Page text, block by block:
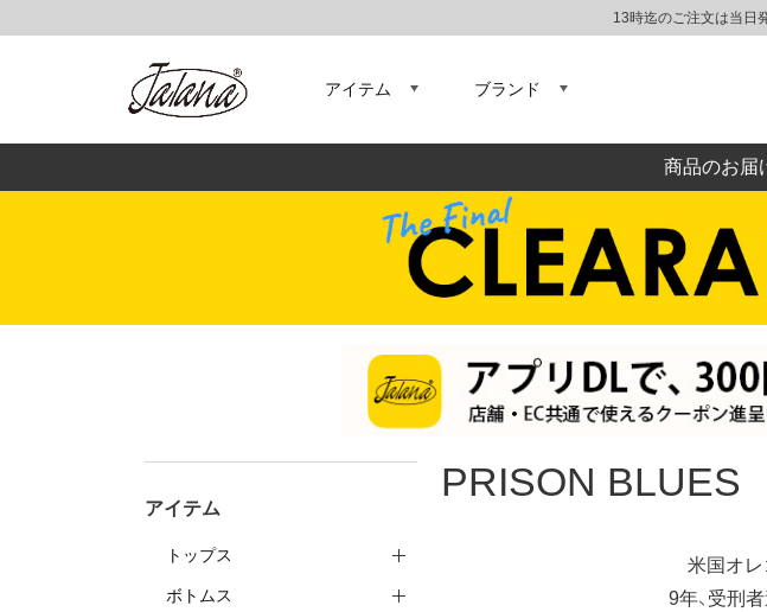
13時迄のご注文は当日
アイテム ブランド
商品のお届
アイテム
トップス
ボトムス
PRISON BLUES
米国オレ
9年、受刑